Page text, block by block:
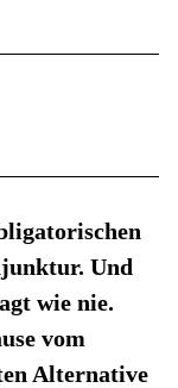
Und
wie nie.
vom
Alternative